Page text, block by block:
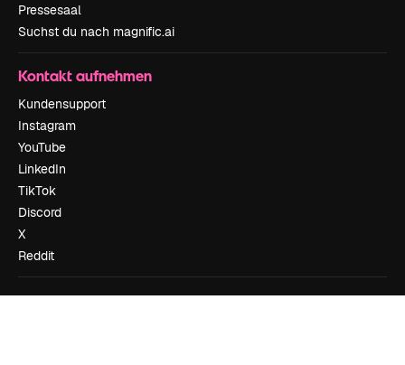
Pressesaal
Suchst du nach magnific.ai
Kontakt aufnehmen
Kundensupport
Instagram
YouTube
LinkedIn
TikTok
Discord
X
Reddit